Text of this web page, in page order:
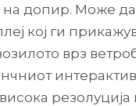
на допир. Може
кој ги
врз